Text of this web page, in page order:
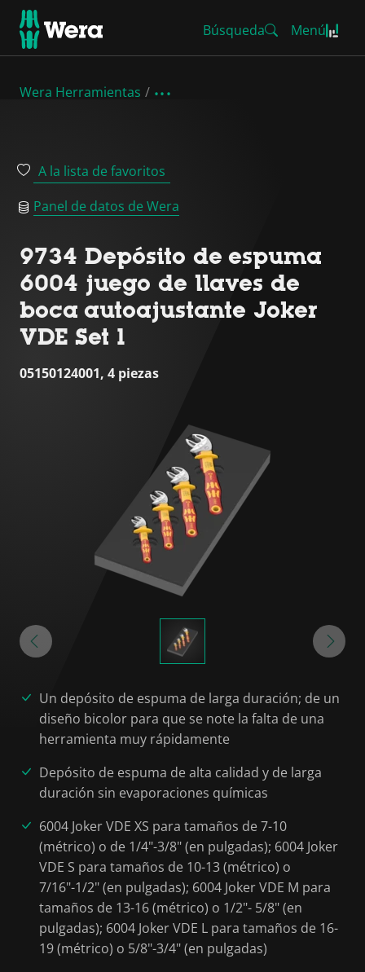
Búsqueda Menú
Wera Herramientas
A la lista de favoritos
Panel de datos de Wera
9734 Depósito de espuma
6004 juego de llaves de
boca autoajustante Joker
VDE Set 1
05150124001, 4 piezas
Un depósito de espuma de larga duración; de un
diseño bicolor para que se note la falta de una
herramienta muy rápidamente
Depósito de espuma de alta calidad y de larga
duración sin evaporaciones químicas
6004 Joker VDE XS para tamaños de 7-10
(métrico) o de 1/4"-3/8" (en pulgadas); 6004 Joker
VDE S para tamaños de 10-13 (métrico) o
7/16"-1/2" (en pulgadas); 6004 Joker VDE M para
tamaños de 13-16 (métrico) o 1/2"- 5/8" (en
pulgadas); 6004 Joker VDE L para tamaños de 16-
19 (métrico) o 5/8"-3/4" (en pulgadas)